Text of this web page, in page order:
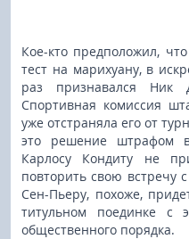
Кое-кто предположил,
тест на марихуану, в
раз признавался
Спортивная комиссия
уже отстраняла его от
это решение штрафом
Карлосу Кондиту не
повторить свою
Сен-Пьеру, похоже,
титульном поединке с
общественного порядка.